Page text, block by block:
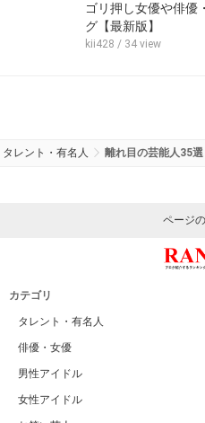
ゴリ押し女優や俳優
グ【最新版】
kii428 / 34 view
タレント・有名人 離れ目の芸能人35選
ページ
カテゴリ
タレント・有名人
俳優・女優
男性アイドル
女性アイドル